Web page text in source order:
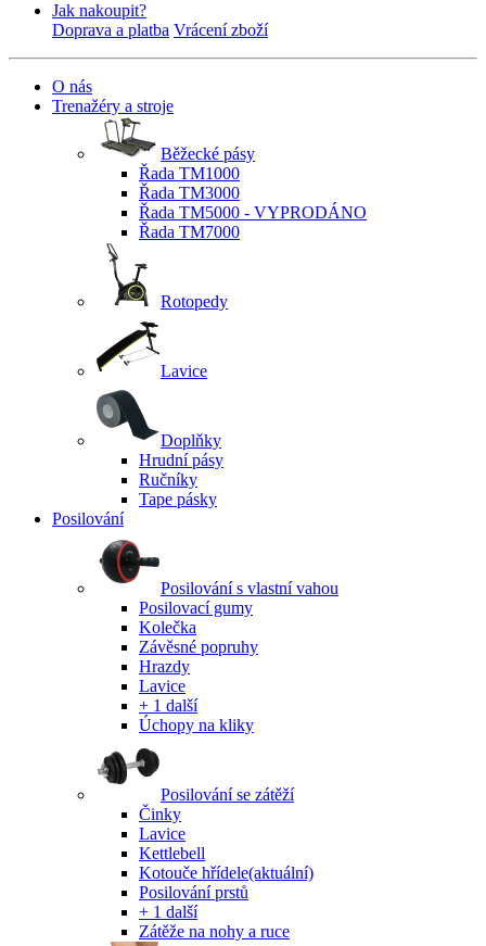
Jak nakoupit?
Doprava a platba Vrácení zboží
O nás
Trenažéry a stroje
Běžecké pásy
Řada TM1000
Řada TM3000
Řada TM5000 - VYPRODÁNO
Řada TM7000
Rotopedy
Lavice
Doplňky
Hrudní pásy
Ručníky
Tape pásky
Posilování
Posilování s vlastní vahou
Posilovací gumy
Kolečka
Závěsné popruhy
Hrazdy
Lavice
+ 1 další
Úchopy na kliky
Posilování se zátěží
Činky
Lavice
Kettlebell
Kotouče hřídele(aktuální)
Posilování prstů
+ 1 další
Zátěže na nohy a ruce